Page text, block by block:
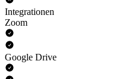
Integrationen
Zoom
Google Drive